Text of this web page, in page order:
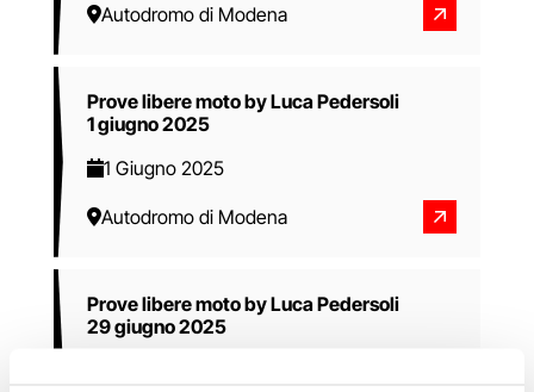
Autodromo di Modena
Prove libere moto by Luca Pedersoli
1 giugno 2025
1 Giugno 2025
Autodromo di Modena
Prove libere moto by Luca Pedersoli
29 giugno 2025